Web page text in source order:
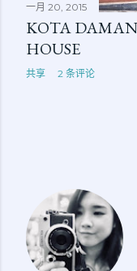
一月 20, 2015
KOTA
HOUSE
共享 2 条评论